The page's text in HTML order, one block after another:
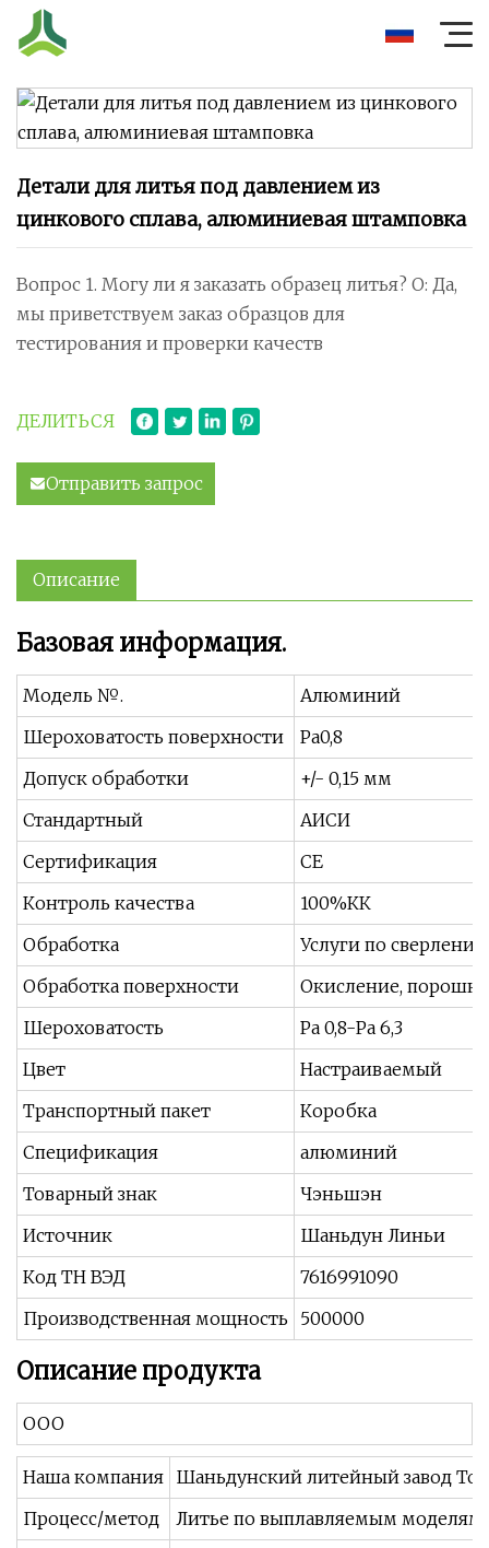
Детали для литья под давлением из
цинкового сплава, алюминиевая штамповка
Вопрос 1. Могу ли я заказать образец литья? О: Да,
мы приветствуем заказ образцов для
тестирования и проверки качеств
ДЕЛИТЬСЯ
Отправить запрос
Описание
Базовая информация.
Модель №.
Алюминий
Шероховатость поверхности
Ра0,8
Допуск обработки
+/- 0,15 мм
Стандартный
АИСИ
Сертификация
CE
Контроль качества
100%КК
Обработка
Услуги по
Обработка поверхности
Окисление,
Шероховатость
Ра 0,8-Ра 6,3
Цвет
Настраиваемый
Транспортный пакет
Коробка
Спецификация
алюминий
Товарный знак
Чэньшэн
Источник
Шаньдун Линьи
Код ТН ВЭД
7616991090
Производственная мощность
500000
Описание продукта
ООО
Наша компания Шаньдунский литейный завод
Процесс/метод
Литье по выплавляемым моделям,